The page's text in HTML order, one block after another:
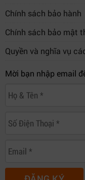
Chính sách bảo hành
Chính sách bảo mật
Quyền và nghĩa vụ
Mời bạn nhập email